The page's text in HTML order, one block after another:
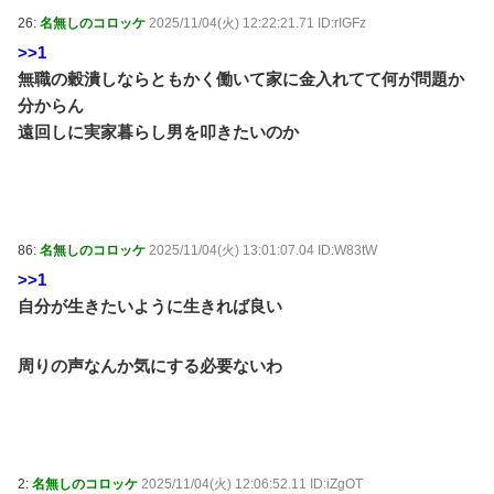
26: 名無しのコロッケ 2025/11/04(火) 12:22:21.71 ID:rIGFz
>>1
無職の穀潰しならともかく働いて家に金入れてて何が問題か
分からん
遠回しに実家暮らし男を叩きたいのか
86: 名無しのコロッケ 2025/11/04(火) 13:01:07.04 ID:W83tW
>>1
自分が生きたいように生きれば良い
周りの声なんか気にする必要ないわ
2: 名無しのコロッケ 2025/11/04(火) 12:06:52.11 ID:iZgOT